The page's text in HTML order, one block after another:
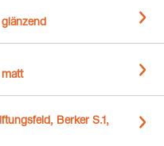
Berker S.1,